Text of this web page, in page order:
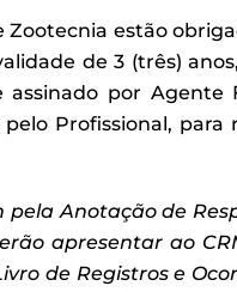
Zootecnia estão
de 3 (três)
assinado por
pelo Profissional,
pela Anotação de
ão apresentar ao
de Registros e